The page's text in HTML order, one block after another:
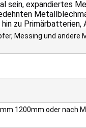
sein, expandiertes
zu
Messing und andere
1200mm oder nach